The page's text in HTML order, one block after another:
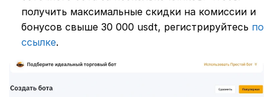
получить максимальные скидки на комиссии и
бонусов свыше 30 000 usdt, регистрируйтесь по
ссылке.